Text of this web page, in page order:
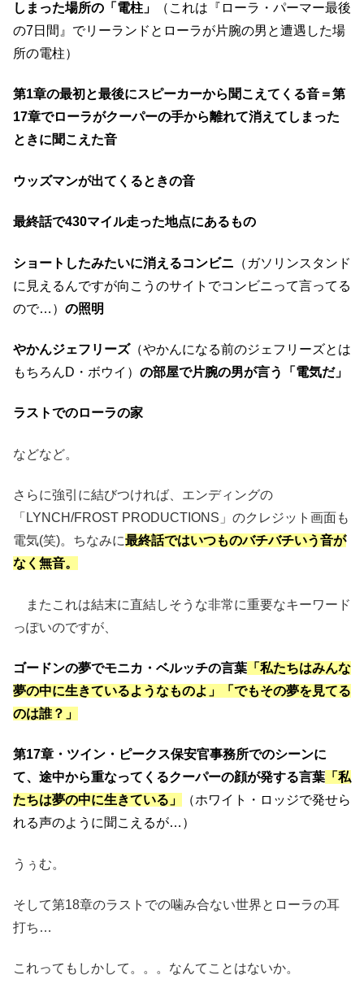
しまった場所の「電柱」
（これは『ローラ・パーマー最後
の7日間』でリーランドとローラが片腕の男と遭遇した場
所の電柱）
第1章の最初と最後にスピーカーから聞こえてくる音＝第
17章でローラがクーパーの手から離れて消えてしまった
ときに聞こえた音
ウッズマンが出てくるときの音
最終話で430マイル走った地点にあるもの
ショートしたみたいに消えるコンビニ （ガソリンスタンド
に見えるんですが向こうのサイトでコンビニって言ってる
ので…） の照明
やかんジェフリーズ（やかんになる前のジェフリーズとは
もちろんD・ボウイ） の部屋で片腕の男が言う「電気だ」
ラストでのローラの家
などなど。
さらに強引に結びつければ、エンディングの
「LYNCH/FROST PRODUCTIONS」のクレジット画面も
電気(笑)。ちなみに最終話ではいつものバチバチいう音が
なく無音。
またこれは結末に直結しそうな非常に重要なキーワード
っぽいのですが、
ゴードンの夢でモニカ・ベルッチの言葉 「私たちはみんな
夢の中に生きているようなものよ」「でもその夢を見てる
のは誰？」
第17章・ツイン・ピークス保安官事務所でのシーンに
て、途中から重なってくるクーパーの顔が発する言葉 「私
たちは夢の中に生きている」
（ホワイト・ロッジで発せら
れる声のように聞こえるが…）
うぅむ。
そして第18章のラストでの噛み合ない世界とローラの耳
打ち…
これってもしかして。。。なんてことはないか。